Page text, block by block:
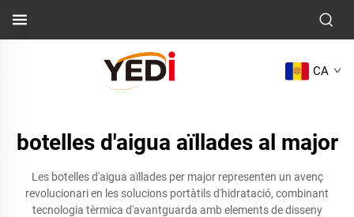
CA
botelles d'aigua aïllades al major
Les botelles d'aigua aïllades per major representen un avenç
revolucionari en les solucions portàtils d'hidratació, combinant
tecnologia tèrmica d'avantguarda amb elements de disseny